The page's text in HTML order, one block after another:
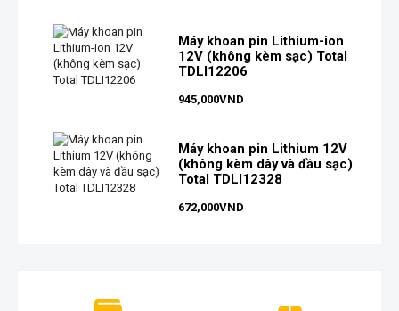
Máy khoan pin Lithium-ion
12V (không kèm sạc) Total
TDLI12206
945,000VND
Máy khoan pin Lithium 12V
(không kèm dây và đầu sạc)
Total TDLI12328
672,000VND